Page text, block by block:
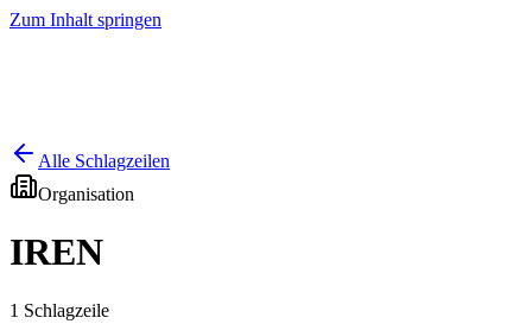
Zum Inhalt springen
Alle Schlagzeilen
Organisation
IREN
1 Schlagzeile